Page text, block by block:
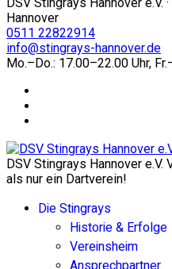
Hannover
0511 22822914
info@stingrays-hannover.de
Mo.–Do.: 17.00–22.00 Uhr,
DSV Stingrays Hannover
als nur ein Dartverein!
Die Stingrays
Historie & Erfolge
Vereinsheim